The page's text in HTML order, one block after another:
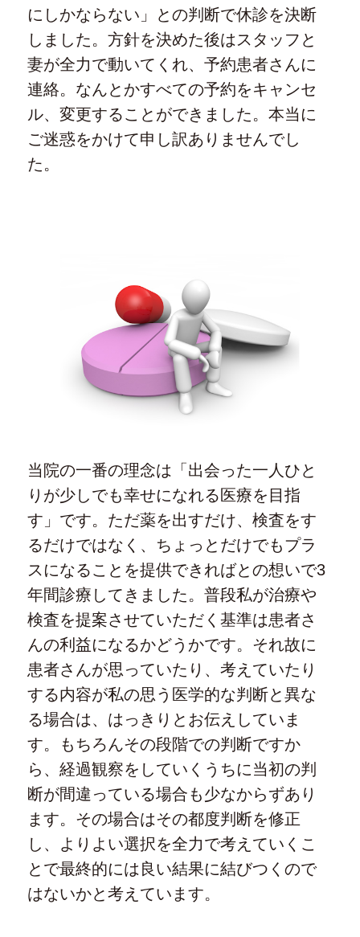
にしかならない」との判断で休診を決断
しました。方針を決めた後はスタッフと
妻が全力で動いてくれ、予約患者さんに
連絡。なんとかすべての予約をキャンセ
ル、変更することができました。本当に
ご迷惑をかけて申し訳ありませんでし
た。
当院の一番の理念は「出会った一人ひと
りが少しでも幸せになれる医療を目指
す」です。ただ薬を出すだけ、検査をす
るだけではなく、ちょっとだけでもプラ
スになることを提供できればとの想いで3
年間診療してきました。普段私が治療や
検査を提案させていただく基準は患者さ
んの利益になるかどうかです。それ故に
患者さんが思っていたり、考えていたり
する内容が私の思う医学的な判断と異な
る場合は、はっきりとお伝えしていま
す。もちろんその段階での判断ですか
ら、経過観察をしていくうちに当初の判
断が間違っている場合も少なからずあり
ます。その場合はその都度判断を修正
し、よりよい選択を全力で考えていくこ
とで最終的には良い結果に結びつくので
はないかと考えています。